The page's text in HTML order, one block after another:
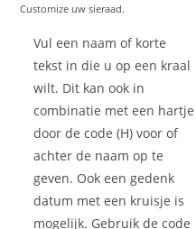
Customize uw sieraad.
Vul een naam of korte
tekst in die u op een kraal
wilt. Dit kan ook in
combinatie met een hartje
door de code (H) voor of
achter de naam op te
geven. Ook een gedenk
datum met een kruisje is
mogelijk. Gebruik de code